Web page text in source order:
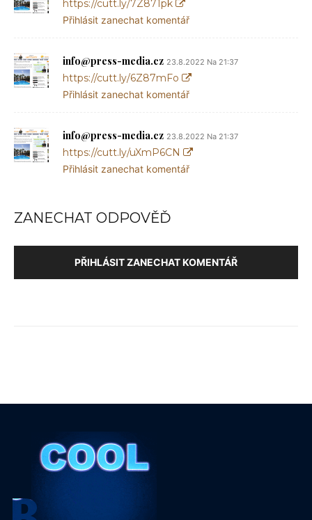
https://cutt.ly/7Z871pk
Přihlásit zanechat komentář
info@press-media.cz 23.8.2022 Na 21:37
https://cutt.ly/6Z87mFo
Přihlásit zanechat komentář
info@press-media.cz 23.8.2022 Na 21:37
https://cutt.ly/uXmP6CN
Přihlásit zanechat komentář
ZANECHAT ODPOVĚĎ
PŘIHLÁSIT ZANECHAT KOMENTÁŘ